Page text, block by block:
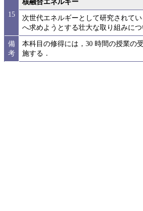
15
次世代エネルギーとして研究されて
へ求めようとする壮大な取り組みにつ
備
考
本科目の修得には，30 時間の授業の
施する．